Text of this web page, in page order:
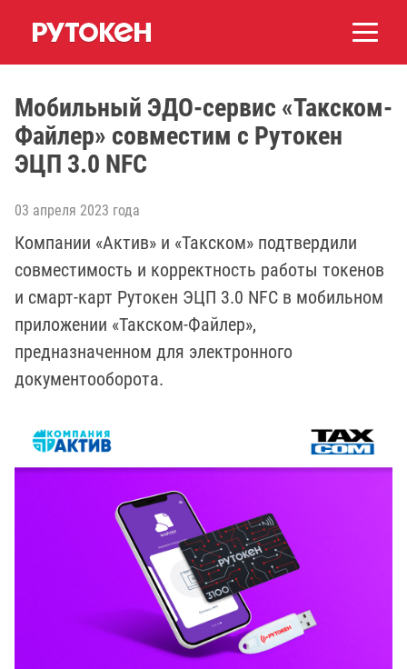
Мобильный ЭДО-сервис «Такском-
Файлер» совместим с Рутокен
ЭЦП 3.0 NFC
03 апреля 2023 года
Компании «Актив» и «Такском» подтвердили
совместимость и корректность работы токенов
и смарт-карт Рутокен ЭЦП 3.0 NFC в мобильном
приложении «Такском-Файлер»,
предназначенном для электронного
документооборота.